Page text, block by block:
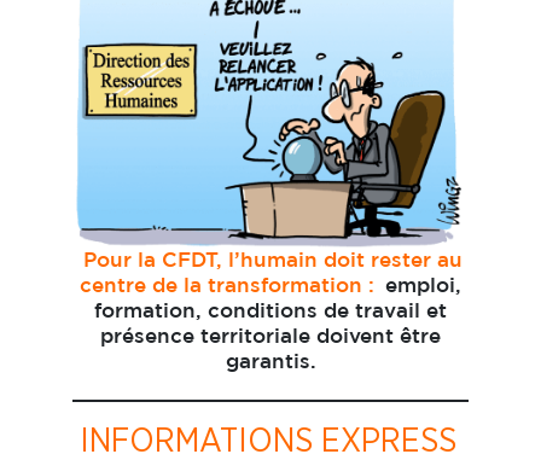
Pour la CFDT, l’humain doit rester au
centre de la transformation :
emploi,
formation, conditions de travail et
présence territoriale doivent être
garantis.
INFORMATIONS EXPRESS